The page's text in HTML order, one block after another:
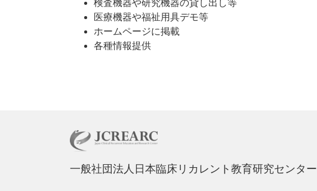
検査機器や研究機器の貸し出し等
医療機器や福祉用具デモ等
ホームページに掲載
各種情報提供
一般社団法人日本臨床リカレント教育研究センター